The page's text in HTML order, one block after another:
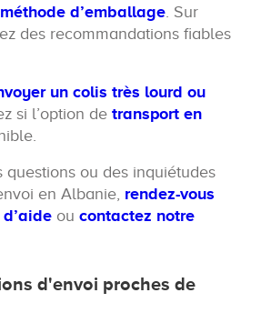
d’emballage. Sur
des recommandations fiables
un colis très lourd ou
si l’option de transport en
questions ou des inquiétudes
en Albanie, rendez-vous
ou contactez notre
d'envoi proches de